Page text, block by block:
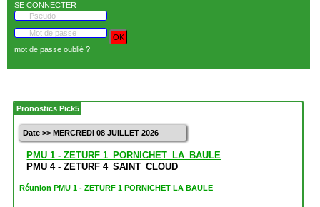
SE CONNECTER
mot de passe oublié ?
Pronostics Pick5
Date >> MERCREDI 08 JUILLET 2026
PMU 1 - ZETURF 1_PORNICHET_LA_BAULE
PMU 4 - ZETURF 4_SAINT_CLOUD
Réunion PMU 1 - ZETURF 1 PORNICHET LA BAULE